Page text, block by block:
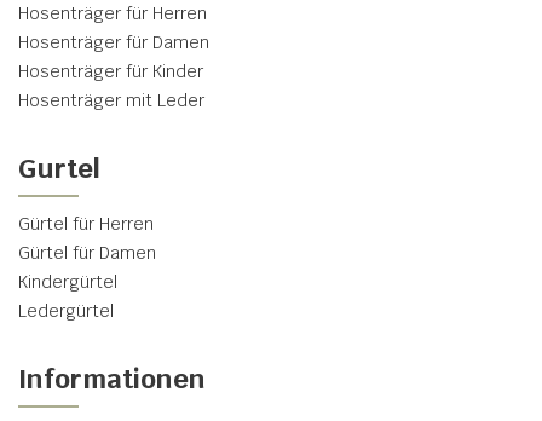
Hosenträger für Herren
Hosenträger für Damen
Hosenträger für Kinder
Hosenträger mit Leder
Gurtel
Gürtel für Herren
Gürtel für Damen
Kindergürtel
Ledergürtel
Informationen